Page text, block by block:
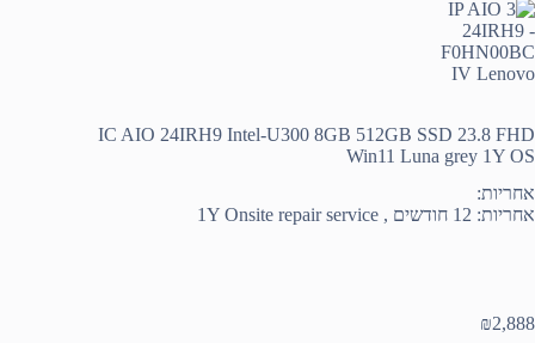
IC AIO 24IRH9 Intel-U300 8GB 512GB SSD 23.8 FHD
Win11 Luna grey 1Y OS
אחריות:
אחריות: 12 חודשים , 1Y Onsite repair service
₪2,888